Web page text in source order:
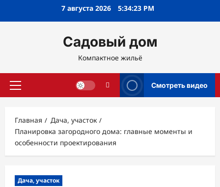
7 августа 2026 5:34:24 PM
Садовый дом
Компактное жильё
Основное
Смотреть видео
Главная
Дача, участок
Планировка загородного дома: главные моменты и
особенности проектирования
Дача, участок